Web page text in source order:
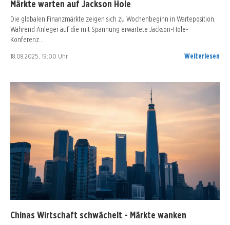
Märkte warten auf Jackson Hole
Die globalen Finanzmärkte zeigen sich zu Wochenbeginn in Warteposition.
Während Anleger auf die mit Spannung erwartete Jackson-Hole-
Konferenz…
18.08.2025, 19:00 Uhr Weiterlesen
Chinas Wirtschaft schwächelt - Märkte wanken